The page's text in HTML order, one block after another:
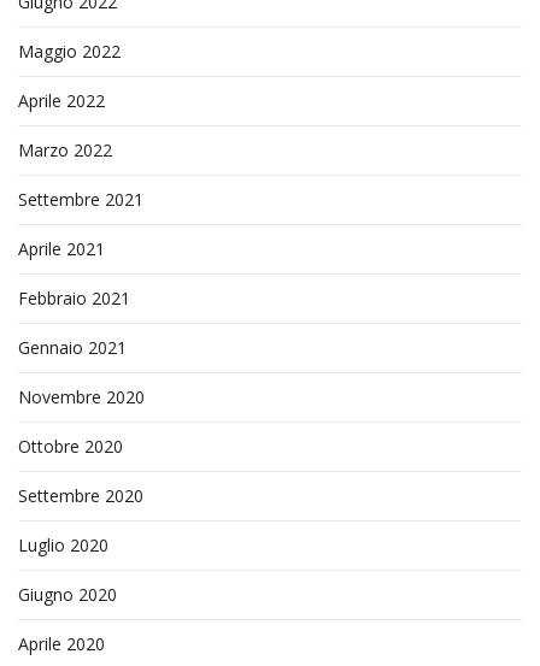
Maggio 2022
Aprile 2022
Marzo 2022
Settembre 2021
Aprile 2021
Febbraio 2021
Gennaio 2021
Novembre 2020
Ottobre 2020
Settembre 2020
Luglio 2020
Giugno 2020
Aprile 2020